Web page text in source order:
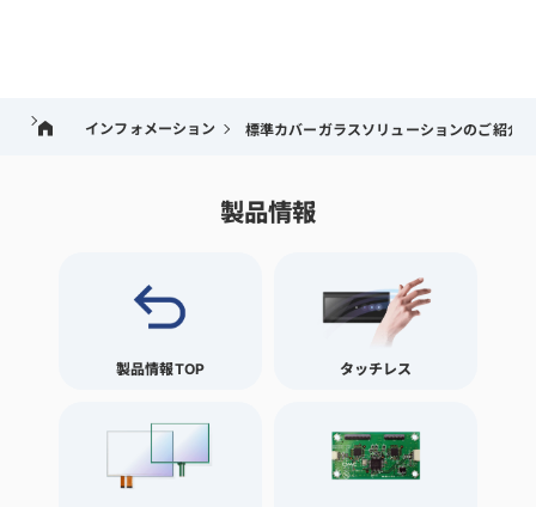
インフォメーション 標準カバーガラスソリューションのご紹介
製品情報
製品情報TOP タッチレス